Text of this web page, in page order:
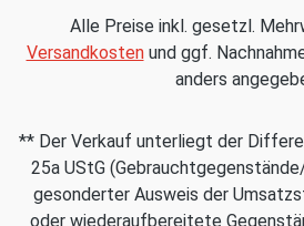
Alle Preise inkl. gesetzl.
Versandkostenund ggf.
anders
** Der Verkauf unterliegt der
25a UStG
gesonderter Ausweis der
oder wiederaufbereitete